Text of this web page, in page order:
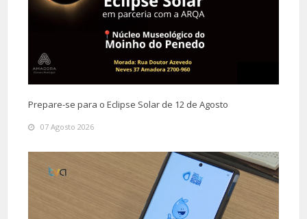
Prepare-se para o Eclipse Solar de 12 de Agosto
07 Agosto 2026